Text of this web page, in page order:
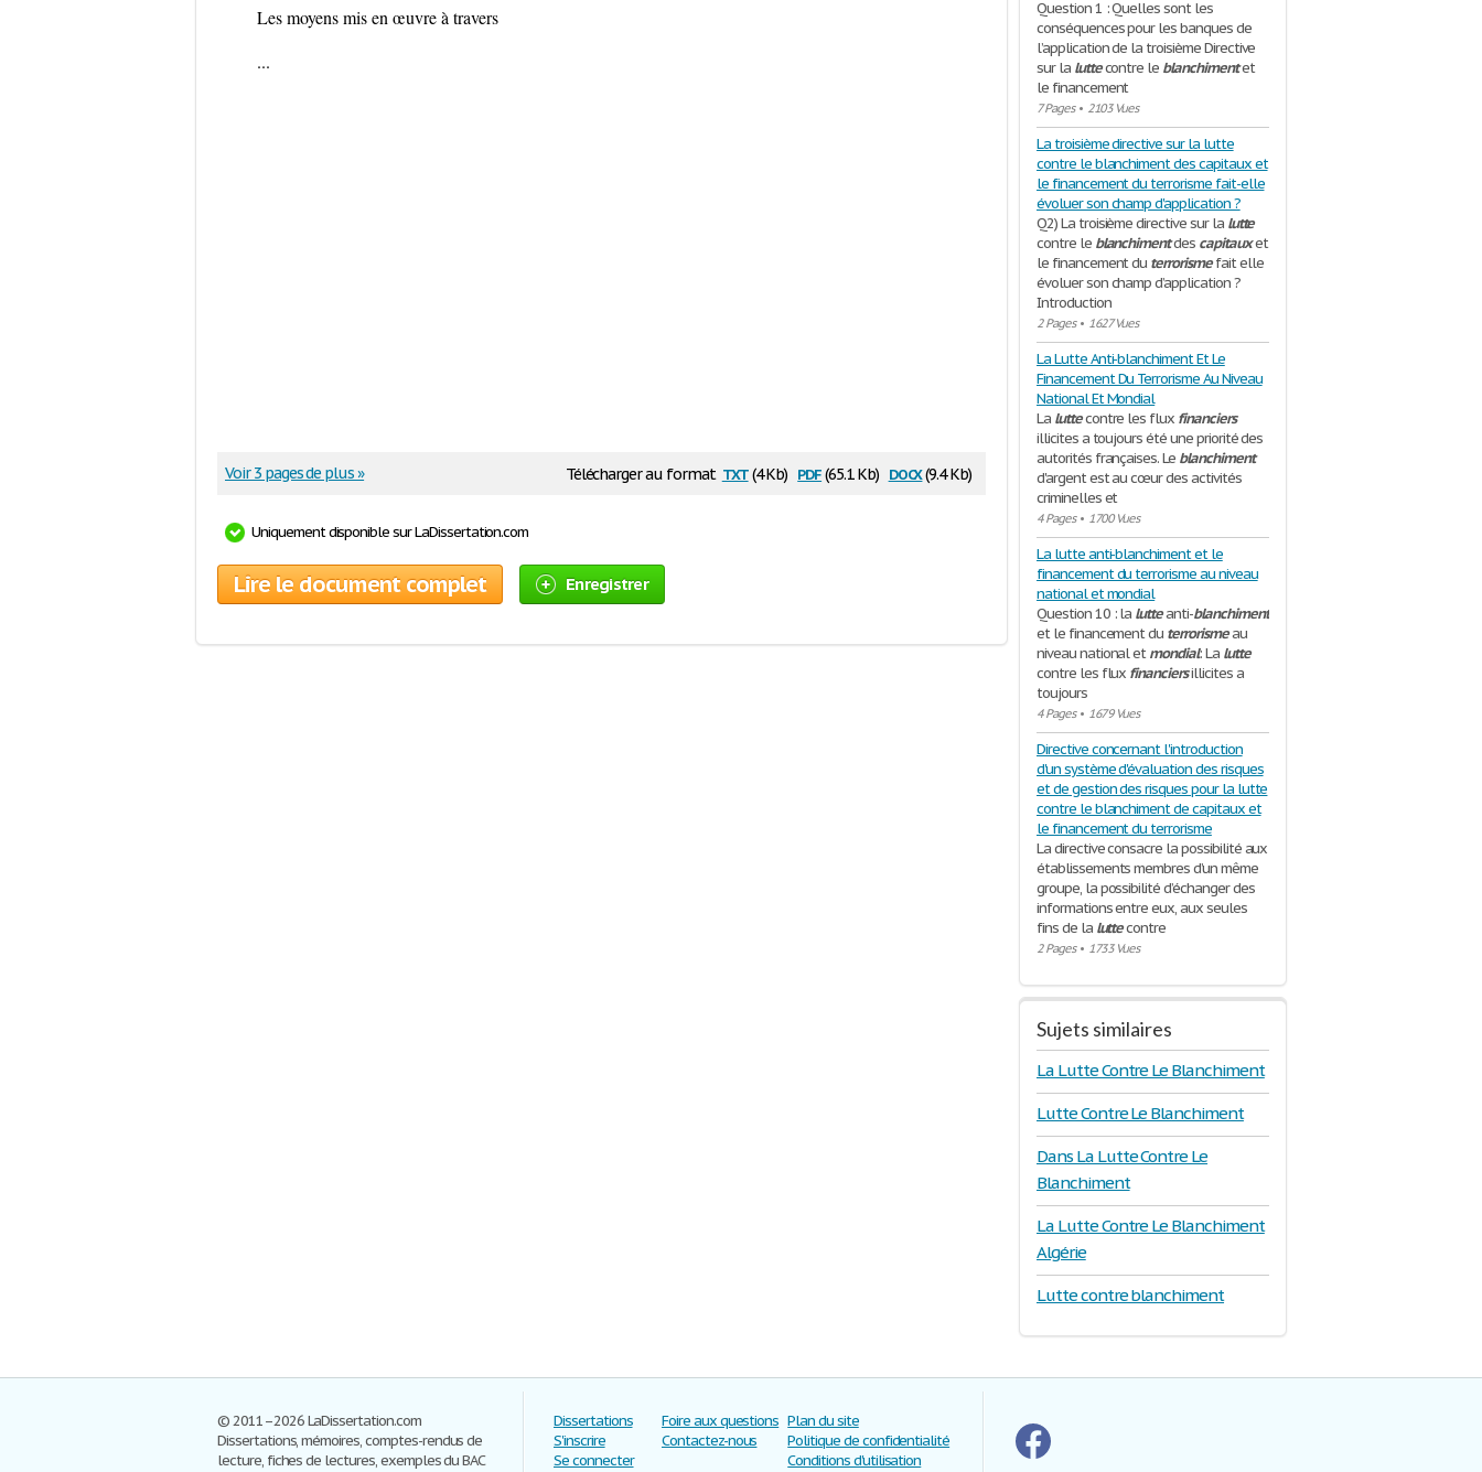
Les moyens mis en œuvre à travers
...
Télécharger au format txt(4 Kb) pdf(65.1 Kb) docx(9.4 Kb)
Voir 3 pages de plus »
Uniquement disponible sur LaDissertation.com
Lire le document complet Enregistrer
Question 1 : Quelles sont les
conséquences pour les banques de
l’application de la troisième Directive
sur la luttecontre le blanchimentet
le financement
7 Pages• 2103 Vues
La troisième directive sur la lutte
contre le blanchiment des capitaux et
le financement du terrorisme fait-elle
évoluer son champ d'application ?
Q2) La troisième directive sur la lutte
contre le blanchimentdes capitauxet
le financement duterrorismefait elle
évoluer son champ d’application ?
Introduction
2 Pages• 1627 Vues
La Lutte Anti-blanchiment Et Le
Financement Du Terrorisme Au Niveau
National Et Mondial
La luttecontre les flux financiers
illicites a toujours été une priorité des
autorités françaises. Le blanchiment
d'argent est au cœur des activités
criminelles et
4 Pages• 1700 Vues
La lutte anti-blanchiment et le
financement du terrorisme au niveau
national et mondial
Question 10 : la lutteanti-blanchiment
et le financement duterrorismeau
niveau national etmondial: La lutte
contre les flux financiersillicites a
toujours
4 Pages• 1679 Vues
Directive concernant l'introduction
d'un système d'évaluation des risques
et de gestion des risques pour la lutte
contre le blanchiment de capitaux et
le financement du terrorisme
La directive consacre la possibilité aux
établissements membres d’un même
groupe, la possibilité d’échanger des
informations entre eux, aux seules
fins de la luttecontre
2 Pages• 1733 Vues
Sujets similaires
La Lutte Contre Le Blanchiment
Lutte Contre Le Blanchiment
Dans La Lutte Contre Le
Blanchiment
La Lutte Contre Le Blanchiment
Algérie
Lutte contre blanchiment
© 2011–2026 LaDissertation.com
Dissertations, mémoires, comptes-rendus de
lecture, fiches de lectures, exemples du BAC
Dissertations
S'inscrire
Se connecter
Foire aux questions
Contactez-nous
Plan du site
Politique de confidentialité
Conditions d'utilisation